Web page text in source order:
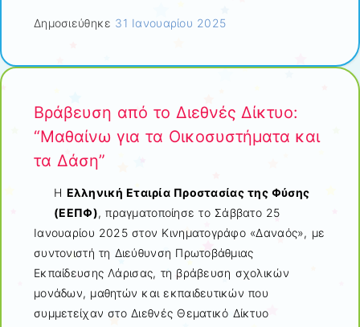
Δημοσιεύθηκε 31 Ιανουαρίου 2025
Βράβευση από το Διεθνές Δίκτυο:
“Μαθαίνω για τα Οικοσυστήματα και
τα Δάση”
Η Ελληνική Εταιρία Προστασίας της Φύσης
(ΕΕΠΦ), πραγματοποίησε το Σάββατο 25
Ιανουαρίου 2025 στον Κινηματογράφο «Δαναός», με
συντονιστή τη Διεύθυνση Πρωτοβάθμιας
Εκπαίδευσης Λάρισας, τη βράβευση σχολικών
μονάδων, μαθητών και εκπαιδευτικών που
συμμετείχαν στο Διεθνές Θεματικό Δίκτυο